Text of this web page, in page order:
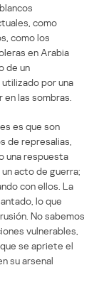
como
como los
en Arabia
de un
por una
las sombras.
es que son
de represalias,
una respuesta
acto de guerra;
con ellos. La
lo que
No sabemos
vulnerables,
se apriete el
su arsenal